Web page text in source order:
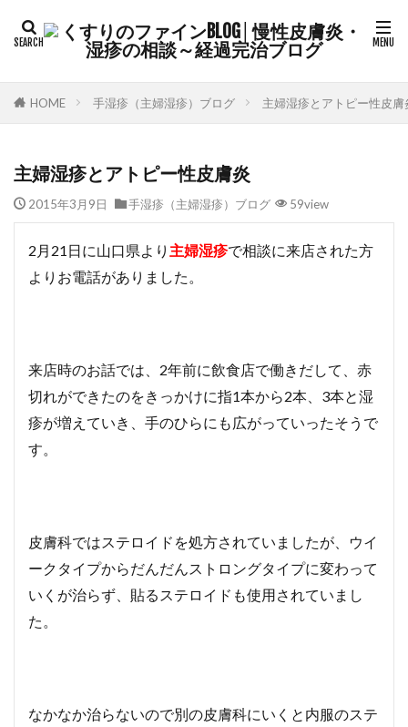
HOME 手湿疹（主婦湿疹）ブログ 主婦湿疹とアトピー性皮膚
主婦湿疹とアトピー性皮膚炎
2015年3月9日 手湿疹（主婦湿疹）ブログ 59view
2月21日に山口県より 主婦湿疹で相談に来店された方
よりお電話がありました。
来店時のお話では、2年前に飲食店で働きだして、赤
切れができたのをきっかけに指1本から2本、3本と湿
疹が増えていき、手のひらにも広がっていったそうで
す。
皮膚科ではステロイドを処方されていましたが、ウイ
ークタイプからだんだんストロングタイプに変わって
いくが治らず、貼るステロイドも使用されていまし
た。
なかなか治らないので別の皮膚科にいくと内服のステ